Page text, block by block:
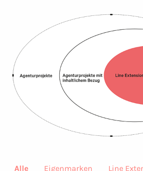
Alle Eigenmarken Line